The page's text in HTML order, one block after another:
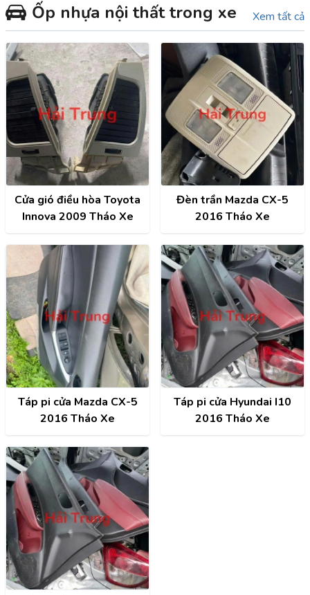
Ốp nhựa nội thất trong xe Xem tất cả
Cửa gió điều hòa Toyota
Innova 2009 Tháo Xe
Đèn trần Mazda CX-5
2016 Tháo Xe
Táp pi cửa Mazda CX-5
2016 Tháo Xe
Táp pi cửa Hyundai I10
2016 Tháo Xe